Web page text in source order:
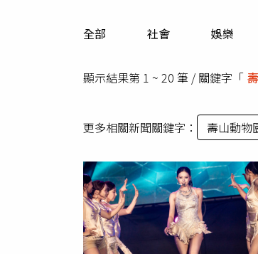
全部 社會 娛樂
顯示結果第 1 ~ 20 筆 / 關鍵字「
更多相關新聞關鍵字： 壽山動物